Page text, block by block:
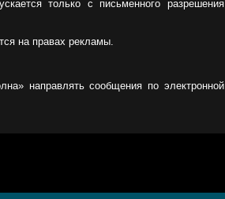
только с письменного разрешения
на правах рекламы.
направлять сообщения по электронной